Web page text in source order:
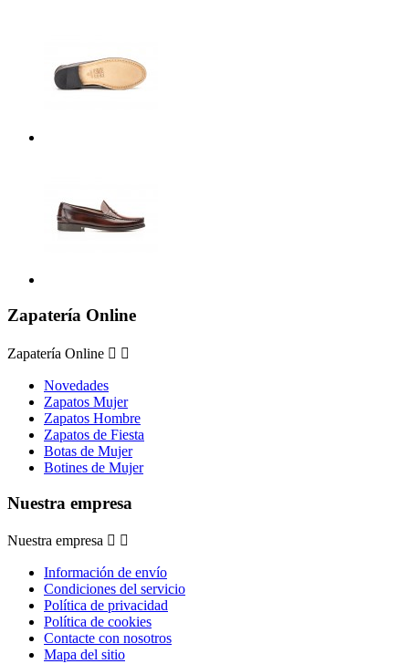
Zapatería Online
Zapatería Online  
Novedades
Zapatos Mujer
Zapatos Hombre
Zapatos de Fiesta
Botas de Mujer
Botines de Mujer
Nuestra empresa
Nuestra empresa  
Información de envío
Condiciones del servicio
Política de privacidad
Política de cookies
Contacte con nosotros
Mapa del sitio